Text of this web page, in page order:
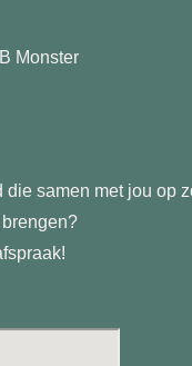
Monster
die samen met jou op